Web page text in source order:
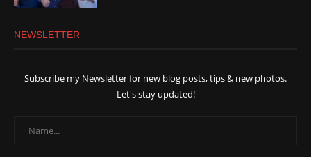
NEWSLETTER
Subscribe my Newsletter for new blog posts, tips & new photos.
Let's stay updated!